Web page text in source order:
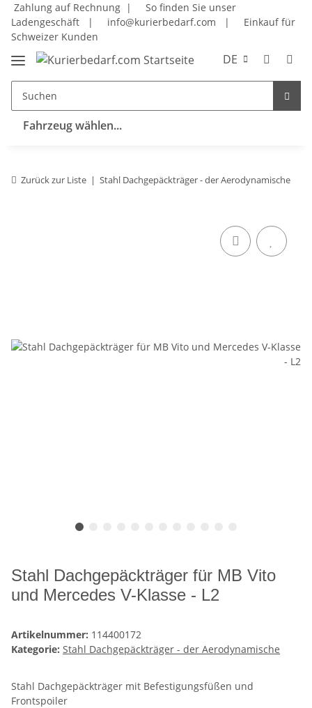
Zahlung auf Rechnung |
So finden Sie unser
Ladengeschäft
| info@kurierbedarf.com |
Einkauf für
Schweizer Kunden
DE
Fahrzeug wählen...
Zurück zur Liste Stahl Dachgepäckträger - der Aerodynamische
Stahl Dachgepäckträger für MB Vito
und Mercedes V-Klasse - L2
Artikelnummer: 114400172
Kategorie: Stahl Dachgepäckträger - der Aerodynamische
Stahl Dachgepäckträger mit Befestigungsfüßen und
Frontspoiler